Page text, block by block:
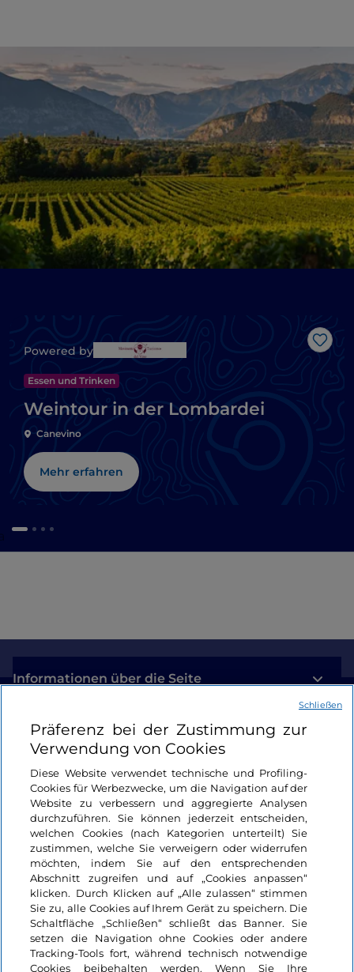
Like
Powered by
Essen und Trinken
Weintour in der Lombardei
Canevino
Mehr erfahren
Informationen über die Seite
Nützliche Links
Login
Bleiben wir in Kontakt
Präferenz bei der Zustimmung zur
Verwendung von Cookies
Diese Website verwendet technische und Profiling-
Cookies für Werbezwecke, um die Navigation auf der
Website zu verbessern und aggregierte Analysen
durchzuführen. Sie können jederzeit entscheiden,
welchen Cookies (nach Kategorien unterteilt) Sie
zustimmen, welche Sie verweigern oder widerrufen
möchten, indem Sie auf den entsprechenden
Abschnitt zugreifen und auf „Cookies anpassen“
klicken. Durch Klicken auf „Alle zulassen“ stimmen
Sie zu, alle Cookies auf Ihrem Gerät zu speichern. Die
Schaltfläche „Schließen“ schließt das Banner. Sie
setzen die Navigation ohne Cookies oder andere
Tracking-Tools fort, während technisch notwendige
Cookies beibehalten werden. Wenn Sie Ihre
Schließen